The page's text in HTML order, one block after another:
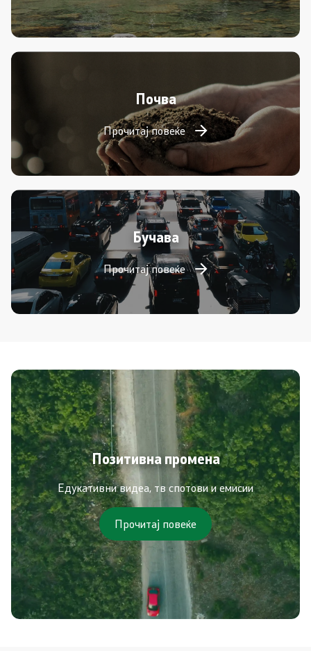
Почва
Прочитај повеќе
Бучава
Прочитај повеќе
Позитивна промена
Едукативни видеа, тв спотови и емисии
Прочитај повеќе